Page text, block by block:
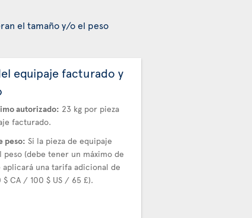
el tamaño y/o el peso
equipaje facturado y
autorizado: 23 kg por pieza
facturado.
peso: Si la pieza de equipaje
peso (debe tener un máximo de
aplicará una tarifa adicional de
$ CA / 100 $ US / 65 £).